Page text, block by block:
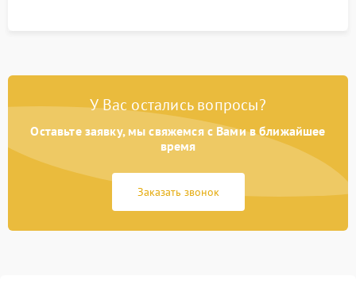
У Вас остались вопросы?
Оставьте заявку, мы свяжемся с Вами в ближайшее
время
Заказать звонок